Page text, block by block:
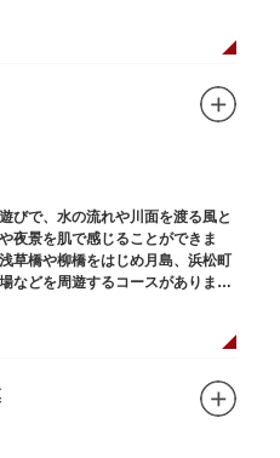
びで、水の流れや川面を渡る風と
夜景を肌で感じることができま
草橋や柳橋をはじめ月島、浜松町
などを周遊するコースがありま